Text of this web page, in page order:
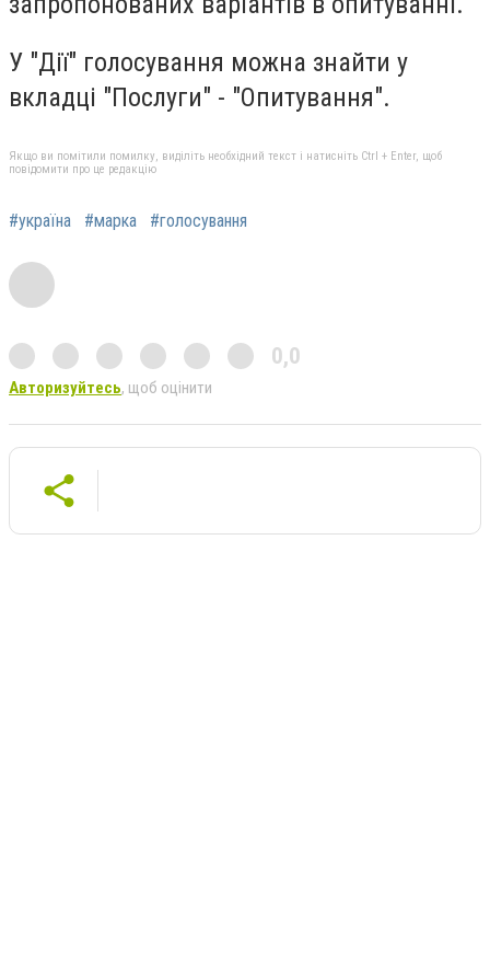
У "Дії" голосування можна знайти у
вкладці "Послуги" - "Опитування".
Якщо ви помітили помилку, виділіть необхідний текст і натисніть Ctrl + Enter, щоб
повідомити про це редакцію
#україна #марка #голосування
0,0
Авторизуйтесь, щоб оцінити